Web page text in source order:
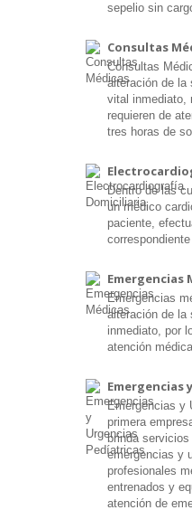
sepelio sin
Consultas
Consultas
alteración de la
vital inmediato,
requieren de
tres horas de
Dentro de las
un médico
paciente,
Emergencias
Emergencias
alteración de la
inmediato, por
atención
Emergencias
Emergencias y
primera
brinda
emergencias y
profesionales
entrenados y
atención de